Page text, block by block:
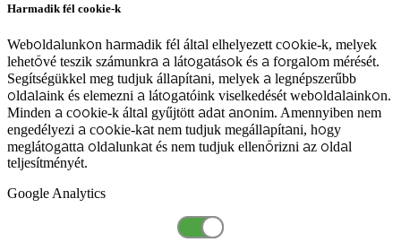
Harmadik fél cookie-k
Weboldalunkon harmadik fél által elhelyezett cookie-k, melyek
lehetővé teszik számunkra a látogatások és a forgalom mérését.
Segítségükkel meg tudjuk állapítani, melyek a legnépszerűbb
oldalaink és elemezni a látogatóink viselkedését weboldalainkon.
Minden a cookie-k által gyűjtött adat anonim. Amennyiben nem
engedélyezi a cookie-kat nem tudjuk megállapítani, hogy
meglátogatta oldalunkat és nem tudjuk ellenőrizni az oldal
teljesítményét.
Google Analytics